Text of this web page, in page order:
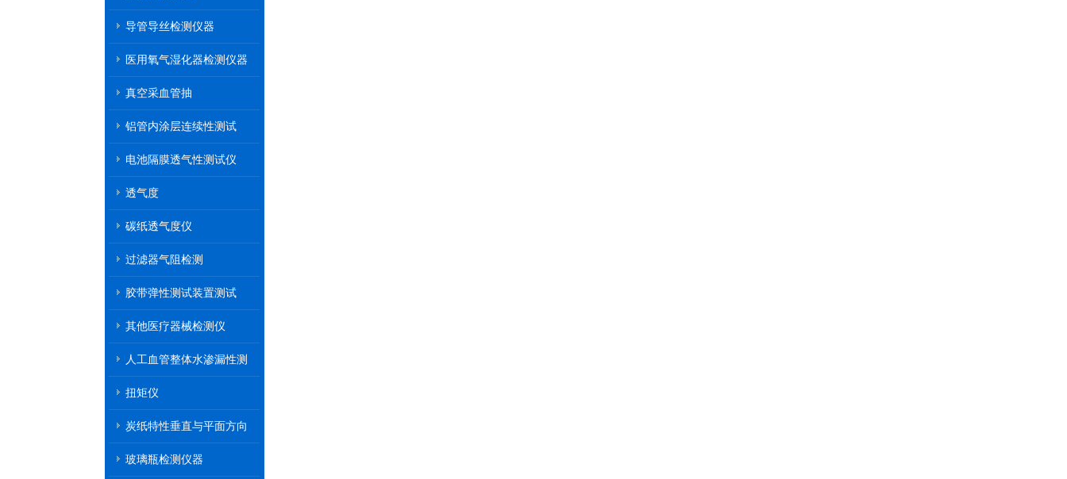
导管导丝检测仪器
医用氧气湿化器检测仪器
真空采血管抽
铝管内涂层连续性测试
电池隔膜透气性测试仪
透气度
碳纸透气度仪
过滤器气阻检测
胶带弹性测试装置测试
其他医疗器械检测仪
人工血管整体水渗漏性测
扭矩仪
炭纸特性垂直与平面方向
玻璃瓶检测仪器